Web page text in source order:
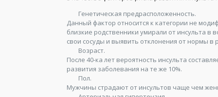
Генетическая предрасположенность.
Данный фактор относится к категории не
близкие родственники умирали от инсульта в
свои сосуды и выявить отклонения от нормы в
Возраст.
После 40-ка лет вероятность инсульта
развития заболевания на те же 10%.
Пол.
Мужчины страдают от инсультов чаще чем